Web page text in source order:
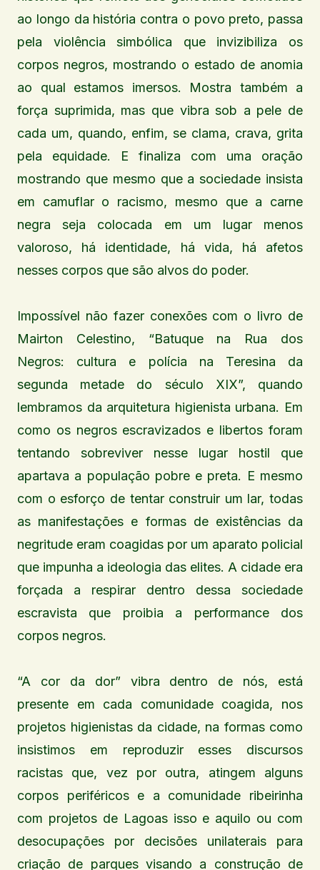
ao longo da história contra o povo preto, passa
pela violência simbólica que invizibiliza os
corpos negros, mostrando o estado de anomia
ao qual estamos imersos. Mostra também a
força suprimida, mas que vibra sob a pele de
cada um, quando, enfim, se clama, crava, grita
pela equidade. E finaliza com uma oração
mostrando que mesmo que a sociedade insista
em camuflar o racismo, mesmo que a carne
negra seja colocada em um lugar menos
valoroso, há identidade, há vida, há afetos
nesses corpos que são alvos do poder.
Impossível não fazer conexões com o livro de
Mairton Celestino, “Batuque na Rua dos
Negros: cultura e polícia na Teresina da
segunda metade do século XIX”, quando
lembramos da arquitetura higienista urbana. Em
como os negros escravizados e libertos foram
tentando sobreviver nesse lugar hostil que
apartava a população pobre e preta. E mesmo
com o esforço de tentar construir um lar, todas
as manifestações e formas de existências da
negritude eram coagidas por um aparato policial
que impunha a ideologia das elites. A cidade era
forçada a respirar dentro dessa sociedade
escravista que proibia a performance dos
corpos negros.
“A cor da dor” vibra dentro de nós, está
presente em cada comunidade coagida, nos
projetos higienistas da cidade, na formas como
insistimos em reproduzir esses discursos
racistas que, vez por outra, atingem alguns
corpos periféricos e a comunidade ribeirinha
com projetos de Lagoas isso e aquilo ou com
desocupações por decisões unilaterais para
criação de parques visando a construção de